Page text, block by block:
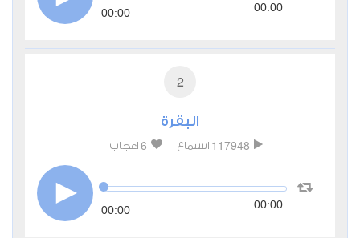
00:00 00:00
2
البقرة
117948 استماع 6 اعجاب
00:00 00:00